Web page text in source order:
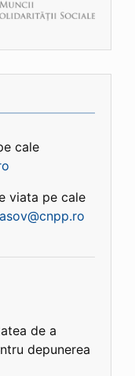
cale
viata pe cale
de a
depunerea